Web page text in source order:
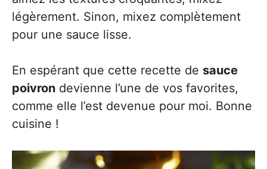
légèrement. Sinon, mixez complètement
pour une sauce lisse.
En espérant que cette recette de sauce
poivron devienne l’une de vos favorites,
comme elle l’est devenue pour moi. Bonne
cuisine !